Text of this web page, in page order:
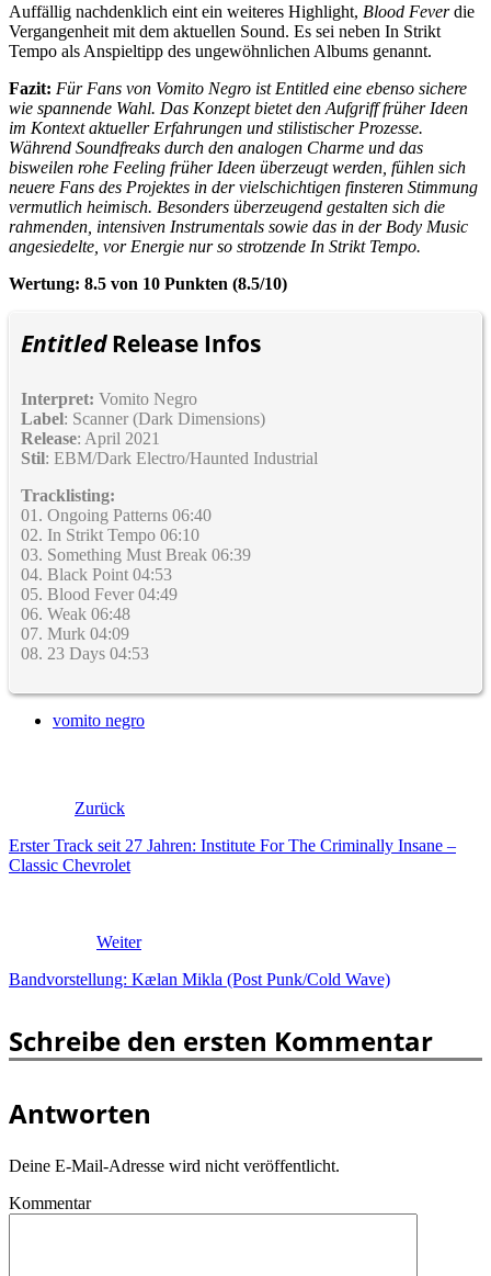
Auffällig nachdenklich eint ein weiteres Highlight, Blood Feverdie
Vergangenheit mit dem aktuellen Sound. Es sei neben In Strikt
Tempo als Anspieltipp des ungewöhnlichen Albums genannt.
Fazit: Für Fans von Vomito Negro ist Entitled eine ebenso sichere
wie spannende Wahl. Das Konzept bietet den Aufgriff früher Ideen
im Kontext aktueller Erfahrungen und stilistischer Prozesse.
Während Soundfreaks durch den analogen Charme und das
bisweilen rohe Feeling früher Ideen überzeugt werden, fühlen sich
neuere Fans des Projektes in der vielschichtigen finsteren Stimmung
vermutlich heimisch. Besonders überzeugend gestalten sich die
rahmenden, intensiven Instrumentals sowie das in der Body Music
angesiedelte, vor Energie nur so strotzende In Strikt Tempo.
Wertung: 8.5 von 10 Punkten (8.5/10)
EntitledRelease Infos
Interpret: Vomito Negro
Label: Scanner (Dark Dimensions)
Release: April 2021
Stil: EBM/Dark Electro/Haunted Industrial
Tracklisting:
01. Ongoing Patterns 06:40
02. In Strikt Tempo 06:10
03. Something Must Break 06:39
04. Black Point 04:53
05. Blood Fever 04:49
06. Weak 06:48
07. Murk 04:09
08. 23 Days 04:53
vomito negro
Zurück
Erster Track seit 27 Jahren: Institute For The Criminally Insane –
Classic Chevrolet
Weiter
Bandvorstellung: Kælan Mikla (Post Punk/Cold Wave)
Schreibe den ersten Kommentar
Antworten
Deine E-Mail-Adresse wird nicht veröffentlicht.
Kommentar